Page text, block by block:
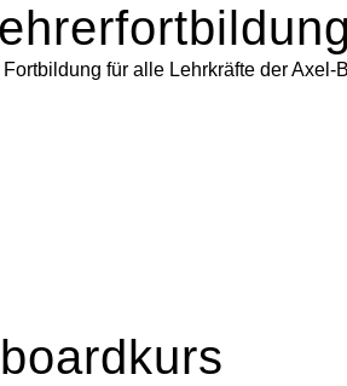
für alle Lehrkräfte der